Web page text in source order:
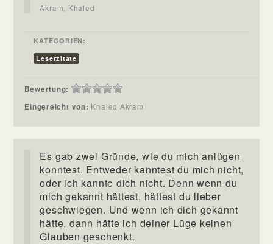
Akram, Khaled
KATEGORIEN:
Leserzitate
Bewertung:
Eingereicht von: Khaled Akram
Es gab zwei Gründe, wie du mich anlügen
konntest. Entweder kanntest du mich nicht,
oder ich kannte dich nicht. Denn wenn du
mich gekannt hättest, hättest du lieber
geschwiegen. Und wenn ich dich gekannt
hätte, dann hätte ich deiner Lüge keinen
Glauben geschenkt.